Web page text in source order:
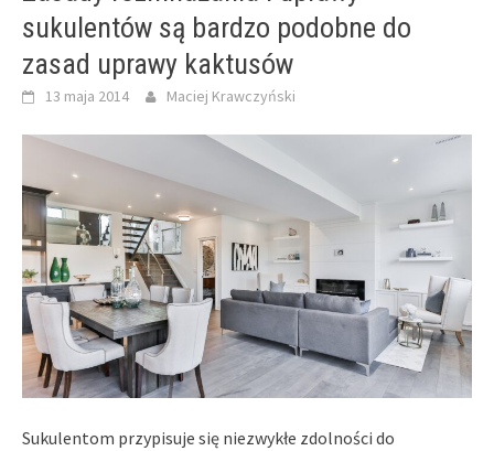
sukulentów są bardzo podobne do
zasad uprawy kaktusów
13 maja 2014 Maciej Krawczyński
Sukulentom przypisuje się niezwykłe zdolności do